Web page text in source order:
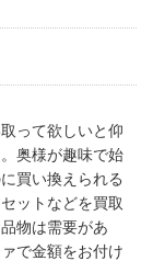
って欲しいと仰
奥様が趣味で始
買い換えられる
ットなどを買取
物は需要があ
で金額をお付け